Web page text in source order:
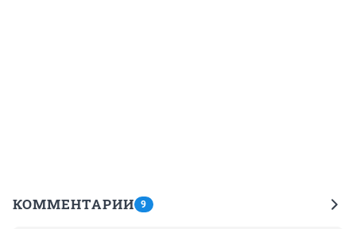
КОММЕНТАРИИ 9